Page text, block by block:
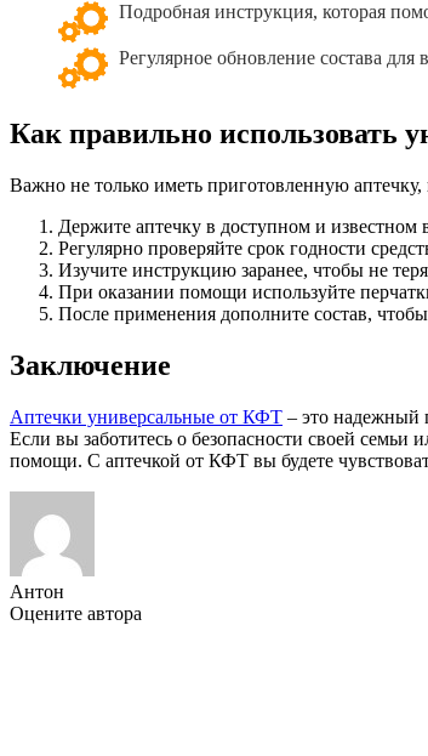
Подробная инструкция, которая
Регулярное обновление состава
Как правильно использовать
Важно не только иметь приготовленную аптечку,
Держите аптечку в доступном и известном
Регулярно проверяйте срок годности
Изучите инструкцию заранее, чтобы не
При оказании помощи используйте
После применения дополните состав,
Заключение
Аптечки универсальные от КФТ – это надежный
Если вы заботитесь о безопасности своей семьи
помощи. С аптечкой от КФТ вы будете
Антон
Оцените автора